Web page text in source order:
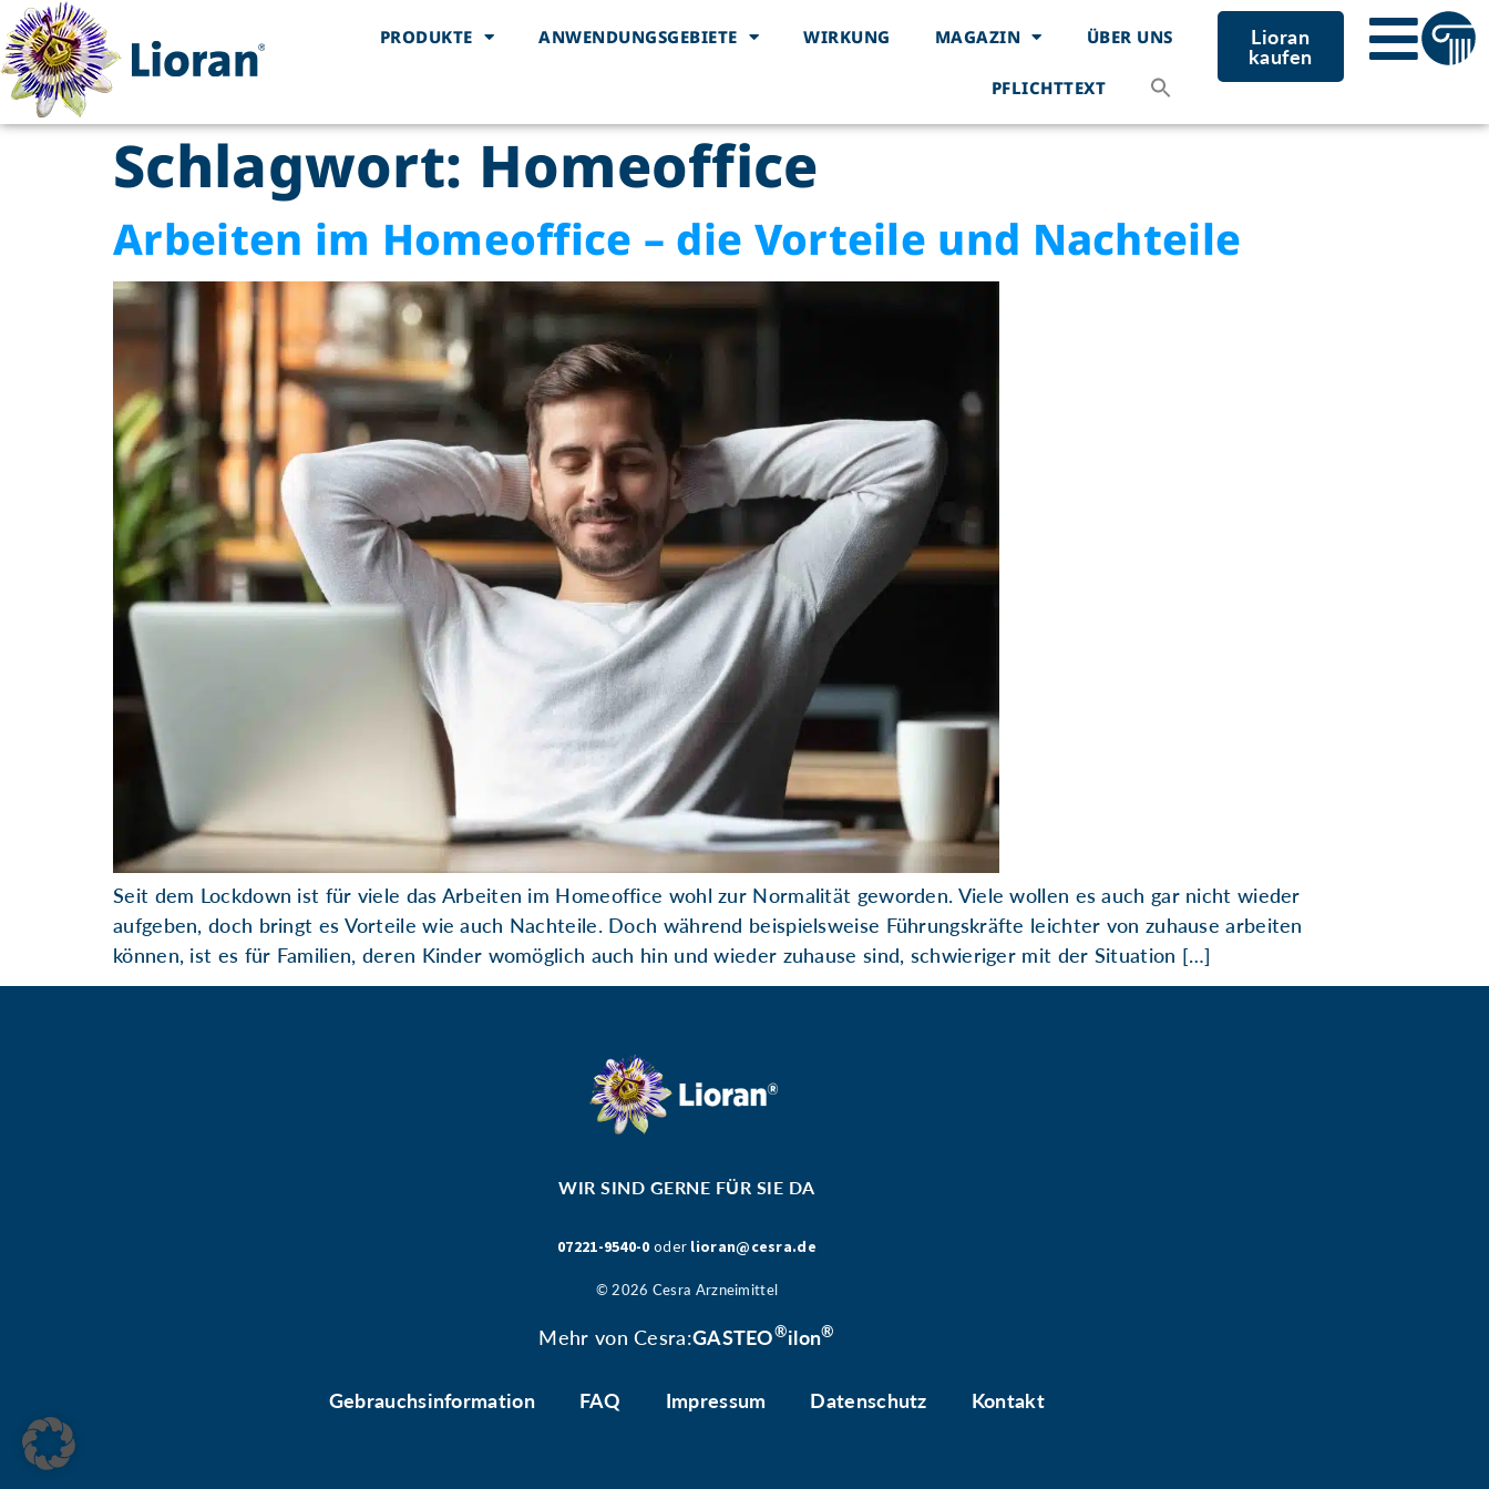
PRODUKTE ANWENDUNGSGEBIETE WIRKUNG MAGAZIN ÜBER UNS
PFLICHTTEXT
Search
Lioran
kaufen
Schlagwort: Homeoffice
Arbeiten im Homeoffice – die Vorteile und Nachteile
Seit dem Lockdown ist für viele das Arbeiten im Homeoffice wohl zur Normalität geworden. Viele wollen es auch gar nicht wieder
aufgeben, doch bringt es Vorteile wie auch Nachteile. Doch während beispielsweise Führungskräfte leichter von zuhause arbeiten
können, ist es für Familien, deren Kinder womöglich auch hin und wieder zuhause sind, schwieriger mit der Situation […]
WIR SIND GERNE FÜR SIE DA
07221-9540-0 oder lioran@cesra.de
© 2026 Cesra Arzneimittel
Mehr von Cesra:GASTEO®ilon®
Gebrauchsinformation FAQ Impressum Datenschutz Kontakt